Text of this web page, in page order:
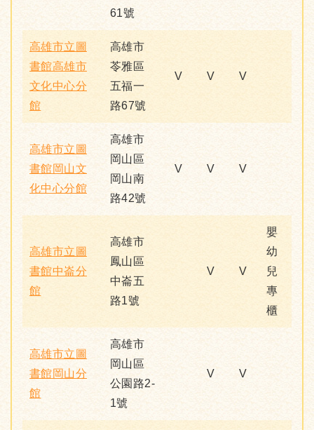
61號
高雄市立圖
書館高雄市
文化中心分
館
高雄市
苓雅區
五福一
路67號
V V V
高雄市立圖
書館岡山文
化中心分館
高雄市
岡山區
岡山南
路42號
V V V
高雄市立圖
書館中崙分
館
高雄市
鳳山區
中崙五
路1號
V V
嬰
幼
兒
專
櫃
高雄市立圖
書館岡山分
館
高雄市
岡山區
公園路2-
1號
V V